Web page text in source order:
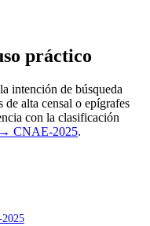
práctico
intención de búsqueda
de alta censal o epígrafes
con la clasificación
CNAE-2025.